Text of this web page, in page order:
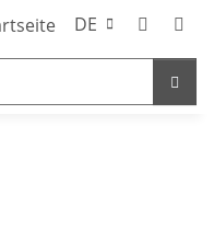
DE